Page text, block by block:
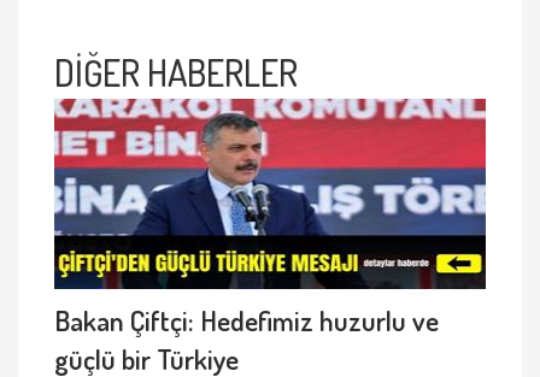
DİĞER HABERLER
Bakan Çiftçi: Hedefimiz huzurlu ve
güçlü bir Türkiye